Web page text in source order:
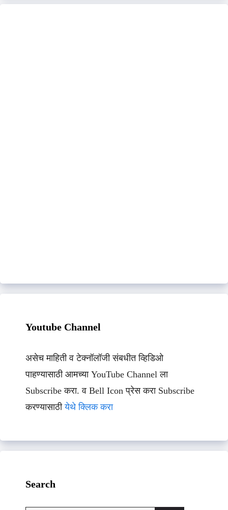
Youtube Channel
असेच माहिती व टेक्नॉलॉजी संबधीत व्हिडिओ
पाहण्यासाठी आमच्या YouTube Channel ला
Subscribe करा. व Bell Icon प्रेस करा Subscribe
करण्यासाठीयेथे क्लिक करा
Search